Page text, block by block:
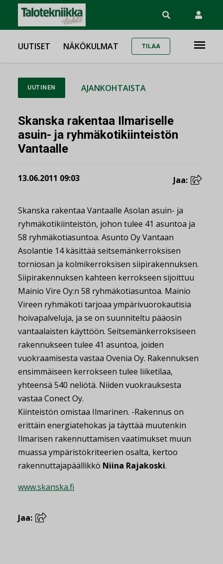
UUTISET NÄKÖKULMAT TILAA
UUTINEN AJANKOHTAISTA
Skanska rakentaa Ilmariselle
asuin- ja ryhmäkotikiinteistön
Vantaalle
13.06.2011 09:03 Jaa:
Skanska rakentaa Vantaalle Asolan asuin- ja
ryhmäkotikiinteistön, johon tulee 41 asuntoa ja
58 ryhmäkotiasuntoa. Asunto Oy Vantaan
Asolantie 14 käsittää seitsemänkerroksisen
torniosan ja kolmikerroksisen siipirakennuksen.
Siipirakennuksen kahteen kerrokseen sijoittuu
Mainio Vire Oy:n 58 ryhmäkotiasuntoa. Mainio
Vireen ryhmäkoti tarjoaa ympärivuorokautisia
hoivapalveluja, ja se on suunniteltu pääosin
vantaalaisten käyttöön. Seitsemänkerroksiseen
rakennukseen tulee 41 asuntoa, joiden
vuokraamisesta vastaa Ovenia Oy. Rakennuksen
ensimmäiseen kerrokseen tulee liiketilaa,
yhteensä 540 neliötä. Niiden vuokrauksesta
vastaa Conect Oy.
Kiinteistön omistaa Ilmarinen. -Rakennus on
erittäin energiatehokas ja täyttää muutenkin
Ilmarisen rakennuttamisen vaatimukset muun
muassa ympäristökriteerien osalta, kertoo
rakennuttajapäällikkö Niina Rajakoski.
www.skanska.fi
Jaa: